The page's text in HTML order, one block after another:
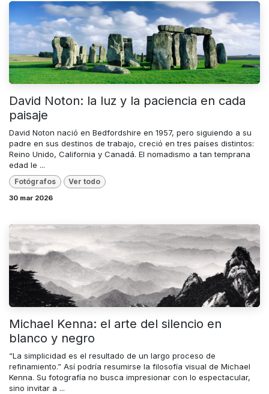
David Noton: la luz y la paciencia en cada
paisaje
David Noton nació en Bedfordshire en 1957, pero siguiendo a su
padre en sus destinos de trabajo, creció en tres países distintos:
Reino Unido, California y Canadá. El nomadismo a tan temprana
edad le ...
Fotógrafos Ver todo
30 mar 2026
Michael Kenna: el arte del silencio en
blanco y negro
“La simplicidad es el resultado de un largo proceso de
refinamiento.” Así podría resumirse la filosofía visual de Michael
Kenna. Su fotografía no busca impresionar con lo espectacular,
sino invitar a ...